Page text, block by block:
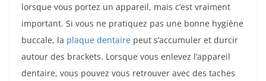
lorsque vous portez un appareil, mais c’est vraiment
important. Si vous ne pratiquez pas une bonne hygiène
buccale, la plaque dentaire peut s’accumuler et durcir
autour des brackets. Lorsque vous enlevez l’appareil
dentaire, vous pouvez vous retrouver avec des taches